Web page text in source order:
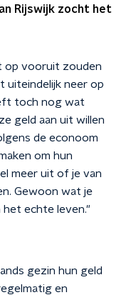
Rijswijk zocht het
op vooruit zouden
uiteindelijk neer op
toch nog wat
geld aan uit willen
de econoom
om hun
meer uit of je van
Gewoon wat je
het echte leven."
gezin hun geld
en